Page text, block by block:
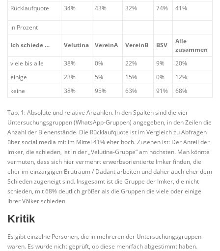
Rücklaufquote
34% 43% 32% 74% 41%
in Prozent
Ich schiede … Velutina VereinA VereinB BSV
Alle
zusammen
viele bis alle
38% 0% 22% 9%
20%
einige
23% 5% 15% 0%
12%
keine
38% 95% 63% 91% 68%
Tab. 1: Absolute und relative Anzahlen. In den Spalten sind die vier
Untersuchungsgruppen (WhatsApp-Gruppen) angegeben, in den Zeilen die
Anzahl der Bienenstände. Die Rücklaufquote ist im Vergleich zu Abfragen
über social media mit im Mittel 41% eher hoch. Zusehen ist: Der Anteil der
Imker, die schieden, ist in der „Velutina-Gruppe“ am höchsten. Man könnte
vermuten, dass sich hier vermehrt erwerbsorientierte Imker finden, die
eher im einzargigen Brutraum / Dadant arbeiten und daher auch eher dem
Schieden zugeneigt sind. Insgesamt ist die Gruppe der Imker, die nicht
schieden, mit 68% deutlich größer als die Gruppen die viele oder einige
ihrer Völker schieden.
Kritik
Es gibt einzelne Personen, die in mehreren der Untersuchungsgruppen
waren. Es wurde nicht geprüft, ob diese mehrfach abgestimmt haben.